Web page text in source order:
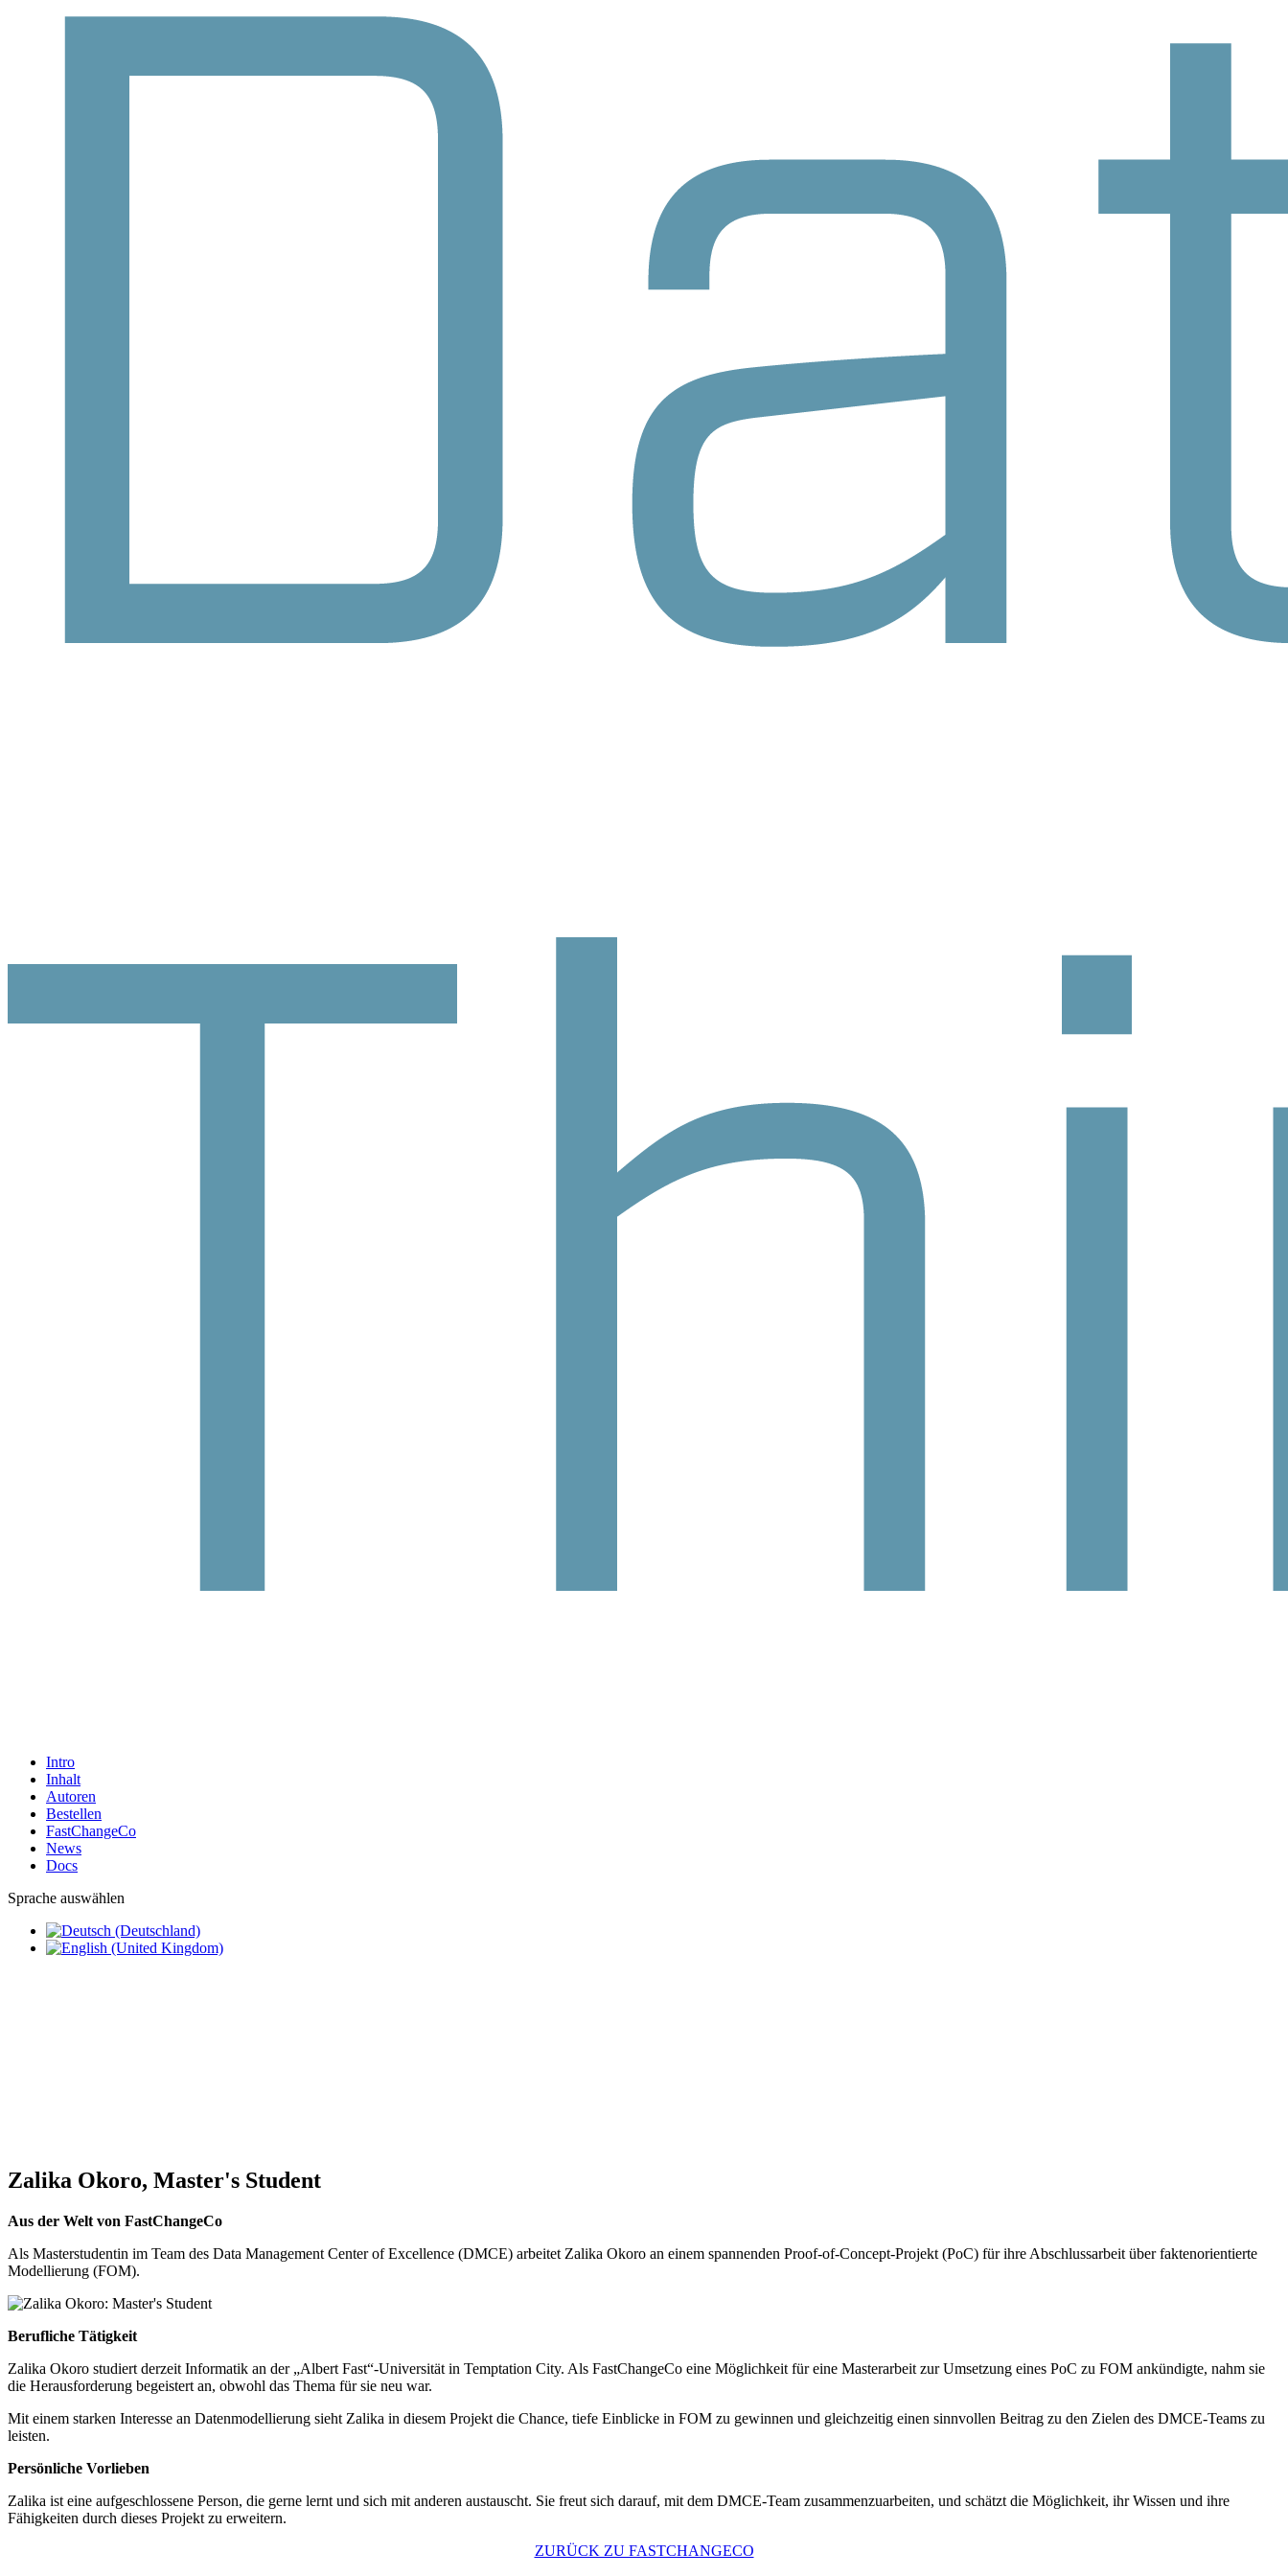
Intro
Inhalt
Autoren
Bestellen
FastChangeCo
News
Docs
Sprache auswählen
Zalika Okoro, Master's Student
Aus der Welt von FastChangeCo
Als Masterstudentin im Team des Data Management Center of Excellence (DMCE) arbeitet Zalika Okoro an einem spannenden Proof-of-Concept-Projekt (PoC) für ihre Abschlussarbeit über faktenorientierte
Modellierung (FOM).
Berufliche Tätigkeit
Zalika Okoro studiert derzeit Informatik an der „Albert Fast“-Universität in Temptation City. Als FastChangeCo eine Möglichkeit für eine Masterarbeit zur Umsetzung eines PoC zu FOM ankündigte, nahm sie
die Herausforderung begeistert an, obwohl das Thema für sie neu war.
Mit einem starken Interesse an Datenmodellierung sieht Zalika in diesem Projekt die Chance, tiefe Einblicke in FOM zu gewinnen und gleichzeitig einen sinnvollen Beitrag zu den Zielen des DMCE-Teams zu
leisten.
Persönliche Vorlieben
Zalika ist eine aufgeschlossene Person, die gerne lernt und sich mit anderen austauscht. Sie freut sich darauf, mit dem DMCE-Team zusammenzuarbeiten, und schätzt die Möglichkeit, ihr Wissen und ihre
Fähigkeiten durch dieses Projekt zu erweitern.
ZURÜCK ZU FASTCHANGECO